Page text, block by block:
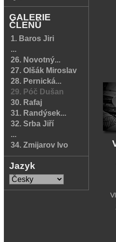
GALERIE
ČLENŮ
1. Baros Jiri
...
26. Novotný...
27. Olšák Miroslav
28. Pernická...
29. Póč Dušan
30. Rafaj
31. Randýsek...
32. Srba Jiří
...
34. Zmijarov Ivo
Jazyk